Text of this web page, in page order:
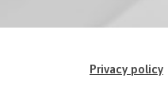
Privacy policy